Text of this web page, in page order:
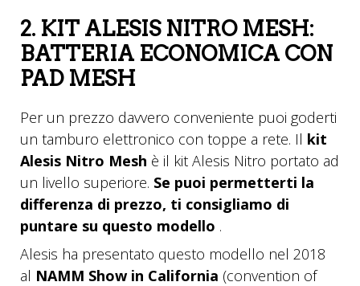
2. KIT ALESIS NITRO MESH:
BATTERIA ECONOMICA CON
PAD MESH
Per un prezzo davvero conveniente puoi goderti
un tamburo elettronico con toppe a rete. Il kit
Alesis Nitro Mesh è il kit Alesis Nitro portato ad
un livello superiore. Se puoi permetterti la
differenza di prezzo, ti consigliamo di
puntare su questo modello .
Alesis ha presentato questo modello nel 2018
al NAMM Show in California (convention of